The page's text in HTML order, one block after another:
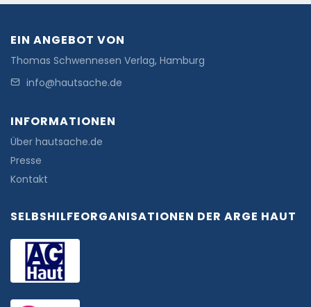
EIN ANGEBOT VON
Thomas Schwennesen Verlag, Hamburg
info@hautsache.de
INFORMATIONEN
Über hautsache.de
Presse
Kontakt
SELBSHILFEORGANISATIONEN DER ARGE HAUT